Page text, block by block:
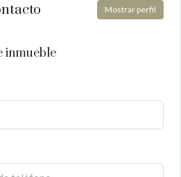
Mostrar perfil
inmueble